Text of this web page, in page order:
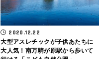
2020.12.22
大型アスレチックが子供あたちに
大人気！南万騎が原駅から歩いて